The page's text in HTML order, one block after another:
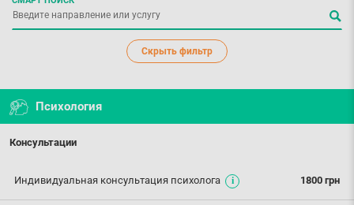
Скрыть фильтр
Психология
Консультации
1800 грн
Индивидуальная консультация психолога